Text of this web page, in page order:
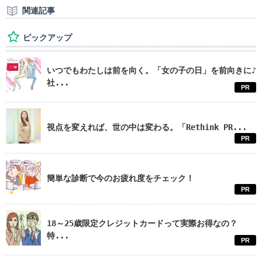
関連記事
ピックアップ
いつでもわたしは前を向く。「女の子の日」を前向きに♪
社...
PR
視点を変えれば、世の中は変わる。「Rethink PR...
PR
簡単な診断で今のお疲れ度をチェック！
PR
18～25歳限定クレジットカードって実際お得なの？
特...
PR